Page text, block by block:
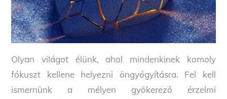
Olyan világot élünk, ahol mindenkinek komoly
fókuszt kellene helyezni öngyógyításra. Fel kell
ismernünk a mélyen gyökerező érzelmi